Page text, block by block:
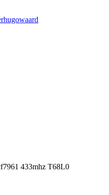
433mhz T68L0